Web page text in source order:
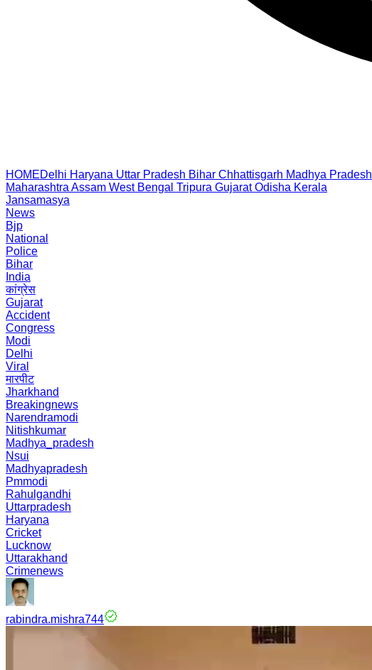
HOMEDelhi Haryana Uttar Pradesh Bihar Chhattisgarh Madhya Pradesh
Maharashtra Assam West Bengal Tripura Gujarat Odisha Kerala
Jansamasya
News
Bjp
National
Police
Bihar
India
कांग्रेस
Gujarat
Accident
Congress
Modi
Delhi
Viral
मारपीट
Jharkhand
Breakingnews
Narendramodi
Nitishkumar
Madhya_pradesh
Nsui
Madhyapradesh
Pmmodi
Rahulgandhi
Uttarpradesh
Haryana
Cricket
Lucknow
Uttarakhand
Crimenews
rabindra.mishra744